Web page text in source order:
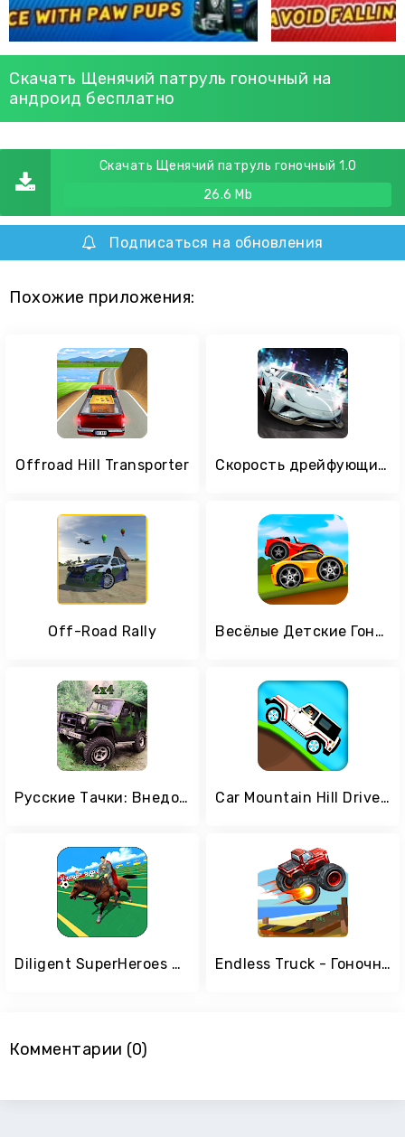
Скачать Щенячий патруль гоночный на
андроид бесплатно
Скачать Щенячий патруль гоночный 1.0
26.6 Mb
Подписаться на обновления
Похожие приложения:
Offroad Hill Transporter Скорость дрейфующих гонщиков
Off-Road Rally Весёлые Детские Гонки
Русские Тачки: Внедорожники Car Mountain Hill Driver - Climb Racing Game
Diligent SuperHeroes Horse Riding Endless Truck - Гоночная игра
Комментарии (0)